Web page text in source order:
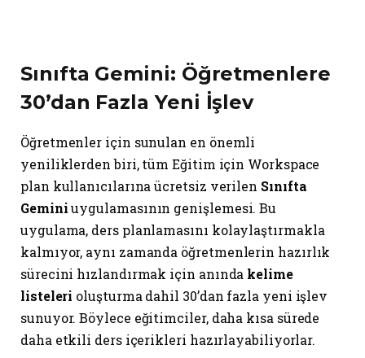
Sınıfta Gemini: Öğretmenlere
30’dan Fazla Yeni İşlev
Öğretmenler için sunulan en önemli
yeniliklerden biri, tüm Eğitim için Workspace
plan kullanıcılarına ücretsiz verilen Sınıfta
Geminiuygulamasının genişlemesi. Bu
uygulama, ders planlamasını kolaylaştırmakla
kalmıyor, aynı zamanda öğretmenlerin hazırlık
sürecini hızlandırmak için anında kelime
listeleri oluşturma dahil 30’dan fazla yeni işlev
sunuyor. Böylece eğitimciler, daha kısa sürede
daha etkili ders içerikleri hazırlayabiliyorlar.